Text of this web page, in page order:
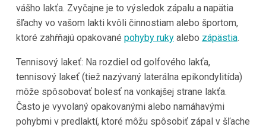
vášho lakťa. Zvyčajne je to výsledok zápalu a napätia
šľachy vo vašom lakti kvôli činnostiam alebo športom,
ktoré zahŕňajú opakované pohyby rukyalebo zápästia.
Tennisový lakeť: Na rozdiel od golfového lakťa,
tennisový lakeť (tiež nazývaný laterálna epikondylitída)
môže spôsobovať bolesť na vonkajšej strane lakťa.
Často je vyvolaný opakovanými alebo namáhavými
pohybmi v predlaktí, ktoré môžu spôsobiť zápal v šľache